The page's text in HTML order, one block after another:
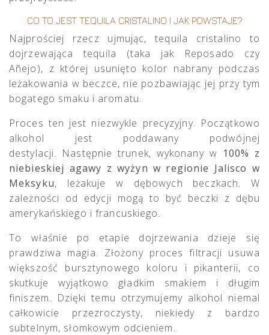
CO TO JEST TEQUILA CRISTALINO I JAK POWSTAJE?
Najprościej rzecz ujmując, tequila cristalino to
dojrzewająca tequila (taka jak Reposado czy
Añejo), z której usunięto kolor nabrany podczas
leżakowania w beczce, nie pozbawiając jej przy tym
bogatego smaku i aromatu.
Proces ten jest niezwykle precyzyjny. Początkowo
alkohol jest poddawany podwójnej
destylacji. Następnie trunek, wykonany w 100% z
niebieskiej agawy z wyżyn w regionie Jalisco w
Meksyku, leżakuje w dębowych beczkach. W
zależności od edycji mogą to być beczki z dębu
amerykańskiego i francuskiego.
To właśnie po etapie dojrzewania dzieje się
prawdziwa magia. Złożony proces filtracji usuwa
większość bursztynowego koloru i pikanterii, co
skutkuje wyjątkowo gładkim smakiem i długim
finiszem. Dzięki temu otrzymujemy alkohol niemal
całkowicie przezroczysty, niekiedy z bardzo
subtelnym, słomkowym odcieniem.